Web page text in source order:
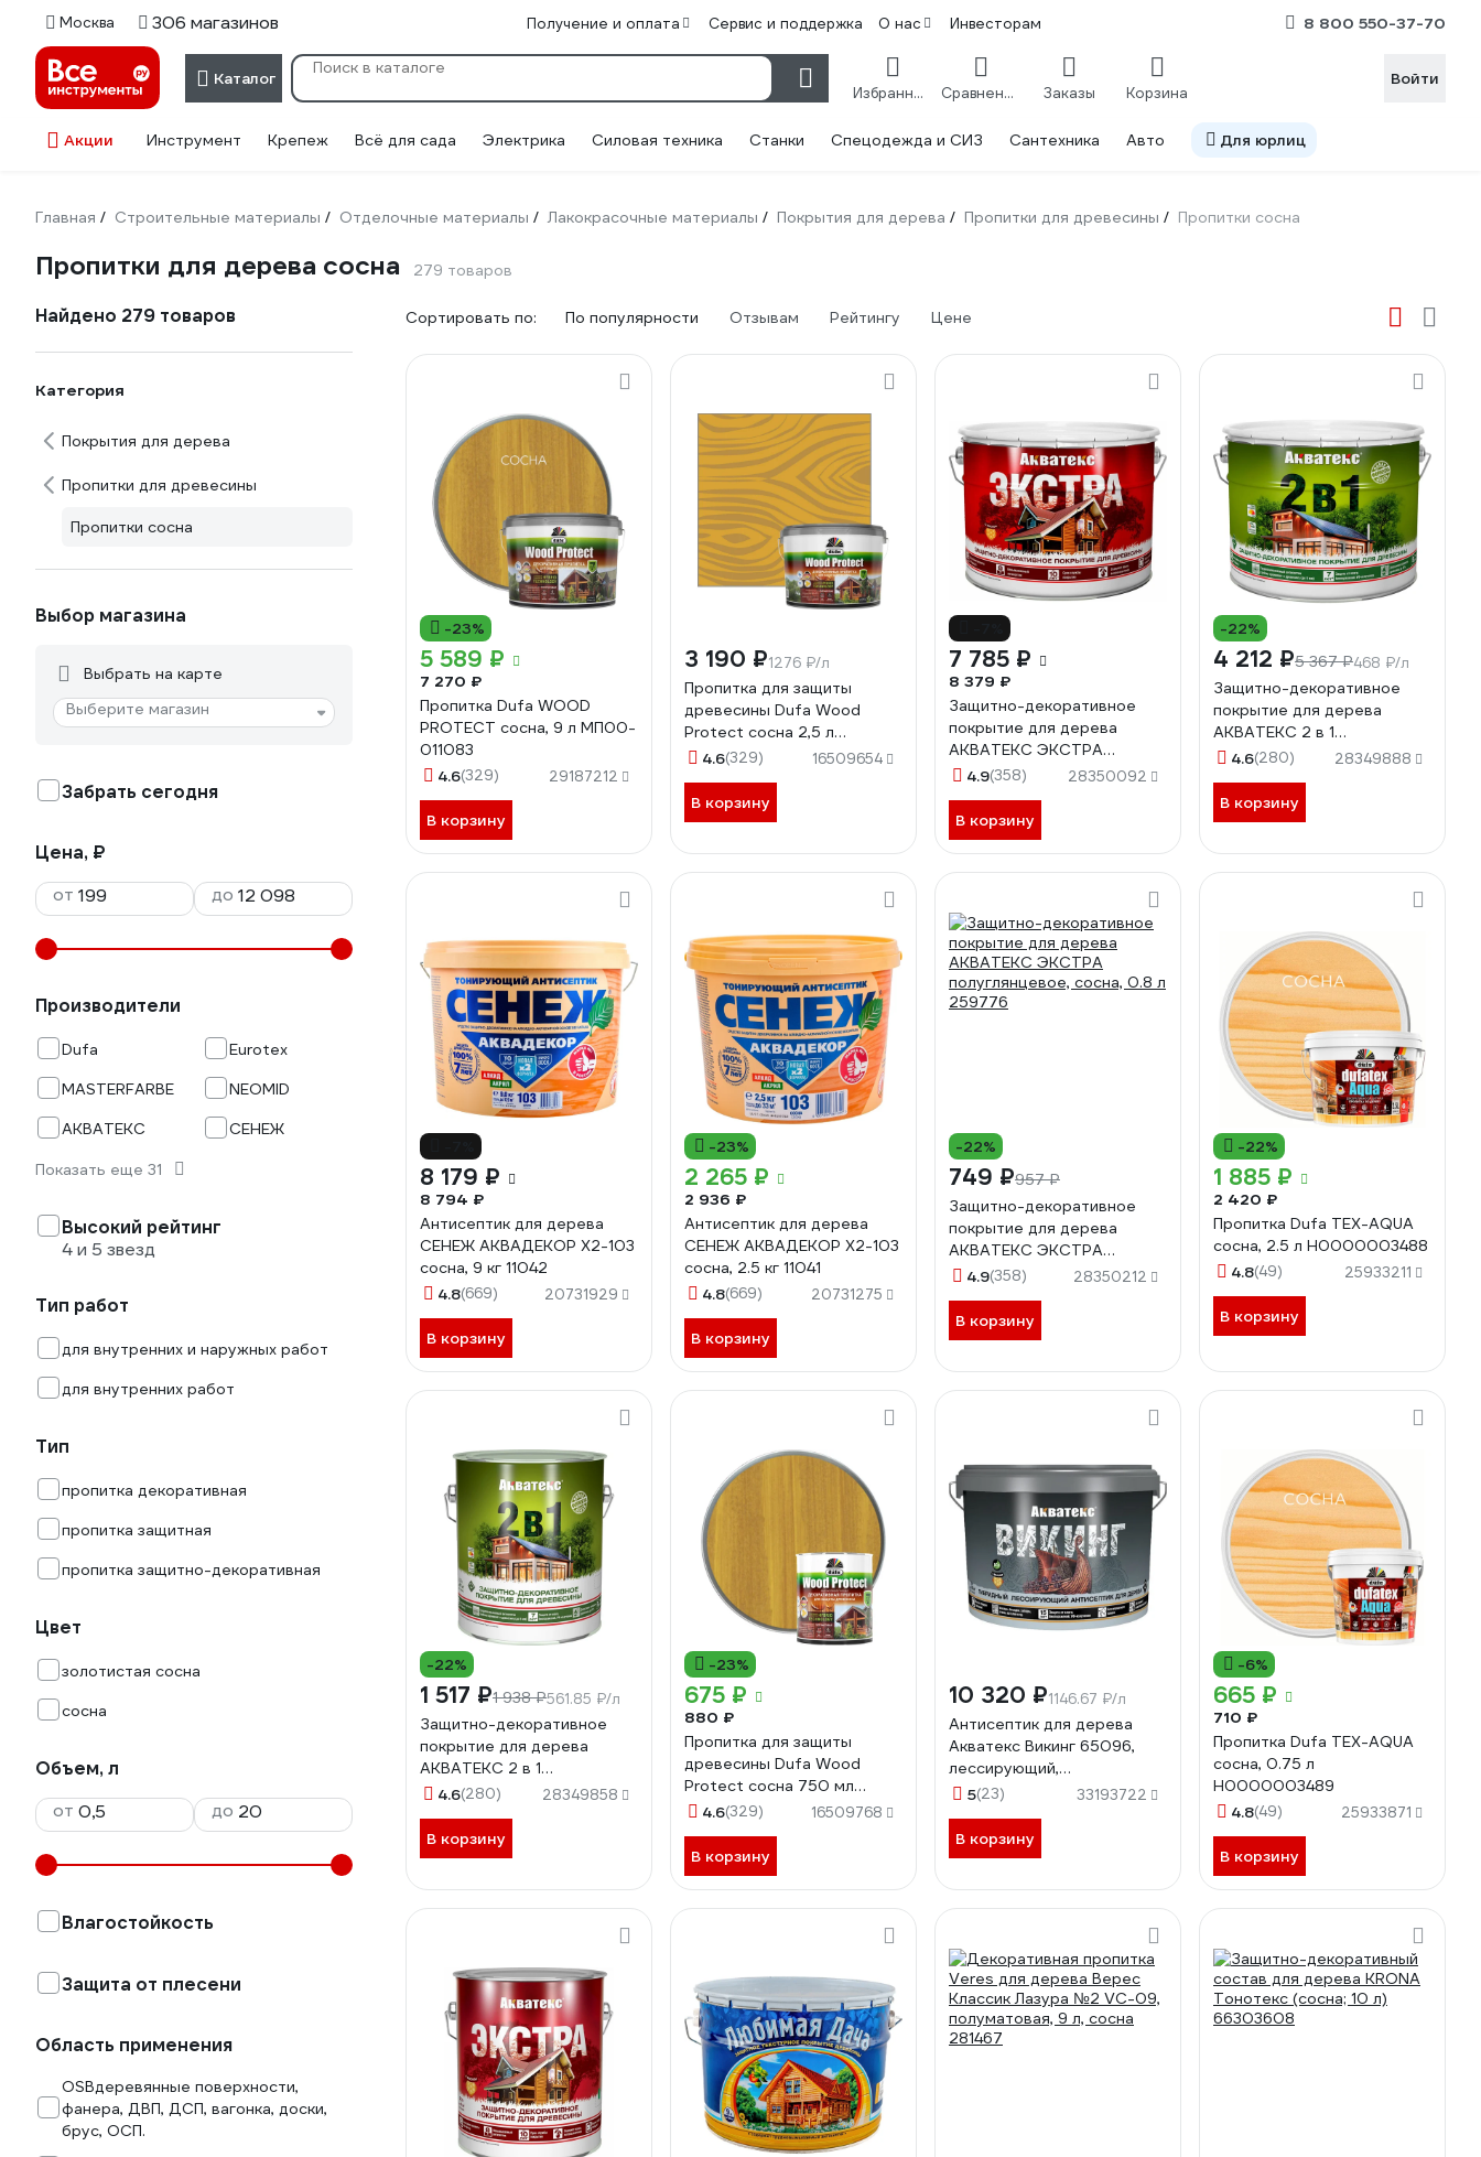
Москва 306 магазинов Получение и оплата Сервис и поддержка О нас Инвесторам 8 800 550-37-70
Каталог
Избранное Сравнение Заказы Корзина
Войти
Акции Инструмент Крепеж Всё для сада Электрика Силовая техника Станки Спецодежда и СИЗ Сантехника Авто Для юрлиц
Главная / Строительные материалы / Отделочные материалы / Лакокрасочные материалы / Покрытия для дерева / Пропитки для древесины / Пропитки сосна
Пропитки для дерева сосна 279 товаров
Найдено 279 товаров
Категория
Покрытия для дерева
Пропитки для древесины
Пропитки сосна
Выбор магазина
Выбрать на карте
Выберите магазин
Забрать сегодня
Цена, ₽
от
до
Производители
Dufa
Eurotex
MASTERFARBE
NEOMID
АКВАТЕКС
СЕНЕЖ
Показать еще 31
Высокий рейтинг
4 и 5 звезд
Тип работ
для внутренних и наружных работ
для внутренних работ
Тип
пропитка декоративная
пропитка защитная
пропитка защитно-декоративная
Цвет
золотистая сосна
сосна
Объем, л
от
до
Влагостойкость
Защита от плесени
Область применения
OSBдеревянные поверхности,
фанера, ДВП, ДСП, вагонка, доски,
брус, ОСП.
Сортировать по: По популярности Отзывам Рейтингу Цене
-23%
5 589 ₽
7 270 ₽
Пропитка Dufa WOOD
PROTECT сосна, 9 л МП00-
011083
4.6(329) 29187212
В корзину
3 190 ₽1276 ₽/л
Пропитка для защиты
древесины Dufa Wood
Protect сосна 2,5 л
МП000015773
4.6(329) 16509654
В корзину
7 785 ₽
8 379 ₽
Защитно-декоративное
покрытие для дерева
АКВАТЕКС ЭКСТРА
полуглянцевое, сосна, 9 л
4.9(358) 28350092
В корзину
-22%
4 212 ₽5 367 ₽468 ₽/л
Защитно-декоративное
покрытие для дерева
АКВАТЕКС 2 в 1
полуматовое, сосна, 9 л
4.6(280) 28349888
В корзину
8 179 ₽
8 794 ₽
Антисептик для дерева
СЕНЕЖ АКВАДЕКОР Х2-103
сосна, 9 кг 11042
4.8(669) 20731929
В корзину
-23%
2 265 ₽
2 936 ₽
Антисептик для дерева
СЕНЕЖ АКВАДЕКОР Х2-103
сосна, 2.5 кг 11041
4.8(669) 20731275
В корзину
-22%
749 ₽957 ₽
Защитно-декоративное
покрытие для дерева
АКВАТЕКС ЭКСТРА
полуглянцевое, сосна, 0.8 л
4.9(358) 28350212
В корзину
-22%
1 885 ₽
2 420 ₽
Пропитка Dufa TEX-AQUA
сосна, 2.5 л Н0000003488
4.8(49) 25933211
В корзину
-22%
1 517 ₽1 938 ₽561.85 ₽/л
Защитно-декоративное
покрытие для дерева
АКВАТЕКС 2 в 1
полуматовое, сосна, 2.7 л
4.6(280) 28349858
В корзину
-23%
675 ₽
880 ₽
Пропитка для защиты
древесины Dufa Wood
Protect сосна 750 мл
МП000015772
4.6(329) 16509768
В корзину
10 320 ₽1146.67 ₽/л
Антисептик для дерева
Акватекс Викинг 65096,
лессирующий,
полуматовый, 9 л, сосна
5(23) 33193722
В корзину
-6%
665 ₽
710 ₽
Пропитка Dufa TEX-AQUA
сосна, 0.75 л
Н0000003489
4.8(49) 25933871
В корзину